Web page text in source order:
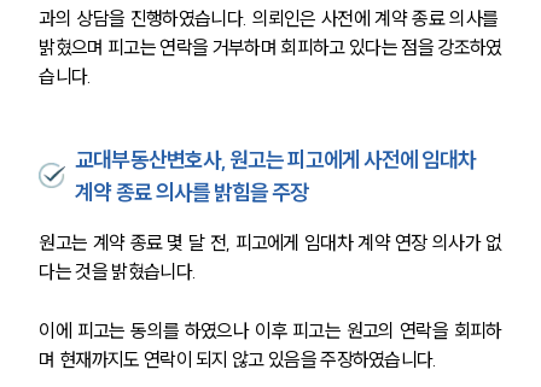
과의 상담을 진행하였습니다. 의뢰인은 사전에 계약 종료 의사를
밝혔으며 피고는 연락을 거부하며 회피하고 있다는 점을 강조하였
습니다.
교대부동산변호사, 원고는 피고에게 사전에 임대차
계약 종료 의사를 밝힘을 주장
원고는 계약 종료 몇 달 전, 피고에게 임대차 계약 연장 의사가 없
다는 것을 밝혔습니다.
이에 피고는 동의를 하였으나 이후 피고는 원고의 연락을 회피하
며 현재까지도 연락이 되지 않고 있음을 주장하였습니다.